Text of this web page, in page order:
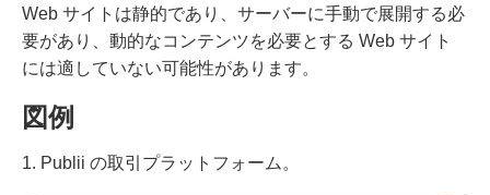
Web サイトは静的であり、サーバーに手動で展開する必
要があり、動的なコンテンツを必要とする Web サイト
には適していない可能性があります。
図例
1. Publii の取引プラットフォーム。